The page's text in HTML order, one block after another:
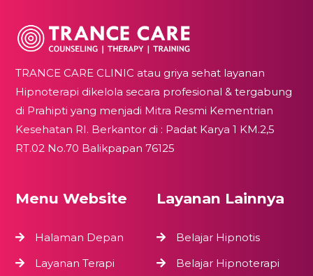
TRANCE CARE CLINIC atau griya sehat layanan
Hipnoterapi dikelola secara profesional & tergabung
di Prahipti yang menjadi Mitra Resmi Kementrian
Kesehatan RI. Berkantor di : Padat Karya 1 KM.2,5
RT.02 No.70 Balikpapan 76125
Menu Website
Halaman Depan
Layanan Terapi
Layanan Lainnya
Belajar Hipnotis
Belajar Hipnoterapi